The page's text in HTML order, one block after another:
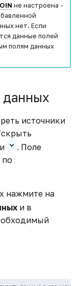
не настроена -
нет. Если
данные полей
полям данных
данных
источники
и
. Поле
по
нажмите на
и в